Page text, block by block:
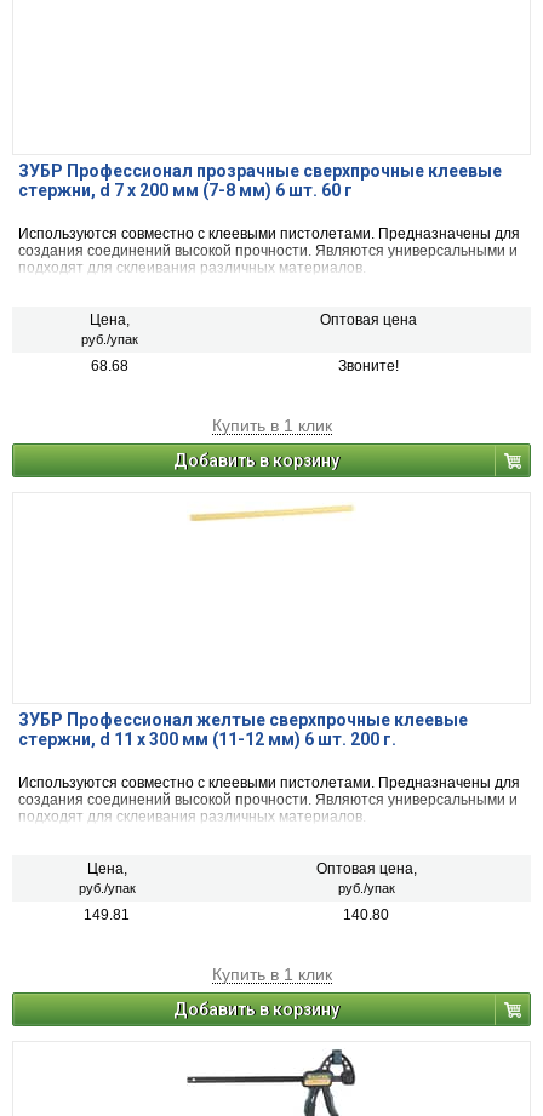
ЗУБР Профессионал прозрачные сверхпрочные клеевые
стержни, d 7 х 200 мм (7-8 мм) 6 шт. 60 г
Используются совместно с клеевыми пистолетами. Предназначены для
создания соединений высокой прочности. Являются универсальными и
подходят для склеивания различных материалов.
Цена,
руб./упак
Оптовая цена
68.68 Звоните!
Купить в 1 клик
Добавить в корзину
ЗУБР Профессионал желтые сверхпрочные клеевые
стержни, d 11 х 300 мм (11-12 мм) 6 шт. 200 г.
Используются совместно с клеевыми пистолетами. Предназначены для
создания соединений высокой прочности. Являются универсальными и
подходят для склеивания различных материалов.
Цена,
руб./упак
Оптовая цена,
руб./упак
149.81 140.80
Купить в 1 клик
Добавить в корзину